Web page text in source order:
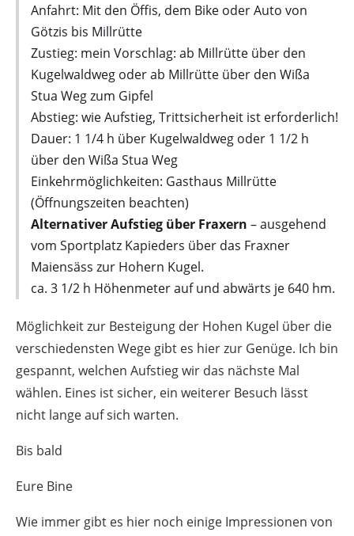
Anfahrt: Mit den Öffis, dem Bike oder Auto von
Götzis bis Millrütte
Zustieg: mein Vorschlag: ab Millrütte über den
Kugelwaldweg oder ab Millrütte über den Wißa
Stua Weg zum Gipfel
Abstieg: wie Aufstieg, Trittsicherheit ist erforderlich!
Dauer: 1 1/4 h über Kugelwaldweg oder 1 1/2 h
über den Wißa Stua Weg
Einkehrmöglichkeiten: Gasthaus Millrütte
(Öffnungszeiten beachten)
Alternativer Aufstieg über Fraxern – ausgehend
vom Sportplatz Kapieders über das Fraxner
Maiensäss zur Hohern Kugel.
ca. 3 1/2 h Höhenmeter auf und abwärts je 640 hm.
Möglichkeit zur Besteigung der Hohen Kugel über die
verschiedensten Wege gibt es hier zur Genüge. Ich bin
gespannt, welchen Aufstieg wir das nächste Mal
wählen. Eines ist sicher, ein weiterer Besuch lässt
nicht lange auf sich warten.
Bis bald
Eure Bine
Wie immer gibt es hier noch einige Impressionen von